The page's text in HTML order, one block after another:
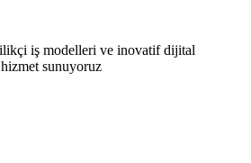
iş modelleri ve inovatif dijital
sunuyoruz